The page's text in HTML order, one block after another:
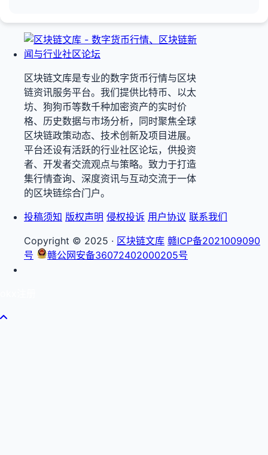
区块链文库是专业的数字货币行情与区块
链资讯服务平台。我们提供比特币、以太
坊、狗狗币等数千种加密资产的实时价
格、历史数据与市场分析，同时聚焦全球
区块链政策动态、技术创新及项目进展。
平台还设有活跃的行业社区论坛，供投资
者、开发者交流观点与策略。致力于打造
集行情查询、深度资讯与互动交流于一体
的区块链综合门户。
投稿须知 版权声明 侵权投诉 用户协议 联系我们
Copyright © 2025 · 区块链文库 赣ICP备2021009090
号
赣公网安备36072402000205号